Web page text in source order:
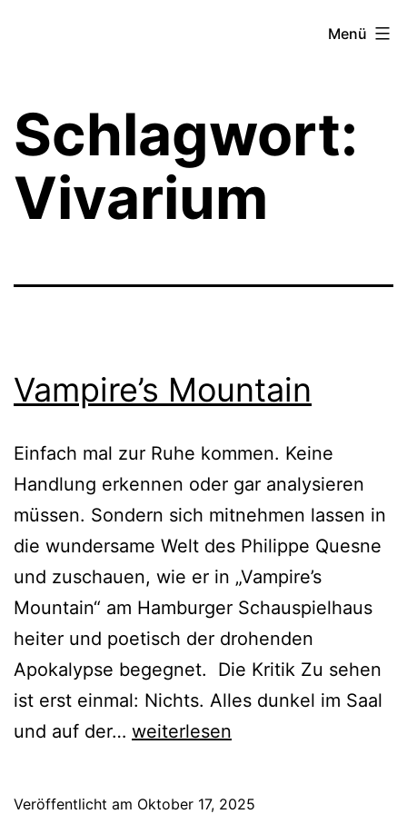
Menü
Schlagwort:
Vivarium
Vampire’s Mountain
Einfach mal zur Ruhe kommen. Keine
Handlung erkennen oder gar analysieren
müssen. Sondern sich mitnehmen lassen in
die wundersame Welt des Philippe Quesne
und zuschauen, wie er in „Vampire’s
Mountain“ am Hamburger Schauspielhaus
heiter und poetisch der drohenden
Apokalypse begegnet. Die Kritik Zu sehen
ist erst einmal: Nichts. Alles dunkel im Saal
und auf der… Vampire’s
weiterlesen
Veröffentlicht am Oktober 17, 2025